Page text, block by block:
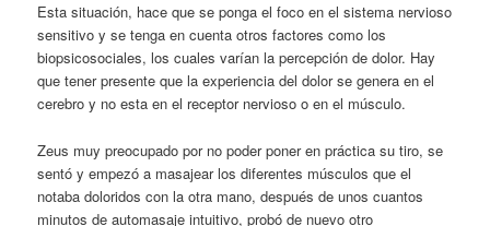
Esta situación, hace que se ponga el foco en el sistema nervioso
sensitivo y se tenga en cuenta otros factores como los
biopsicosociales, los cuales varían la percepción de dolor. Hay
que tener presente que la experiencia del dolor se genera en el
cerebro y no esta en el receptor nervioso o en el músculo.
Zeus muy preocupado por no poder poner en práctica su tiro, se
sentó y empezó a masajear los diferentes músculos que el
notaba doloridos con la otra mano, después de unos cuantos
minutos de automasaje intuitivo, probó de nuevo otro